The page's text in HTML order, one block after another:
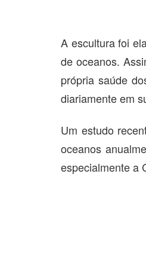
A escultura foi
de oceanos.
própria saúde
diariamente em
Um estudo
oceanos
especialmente a